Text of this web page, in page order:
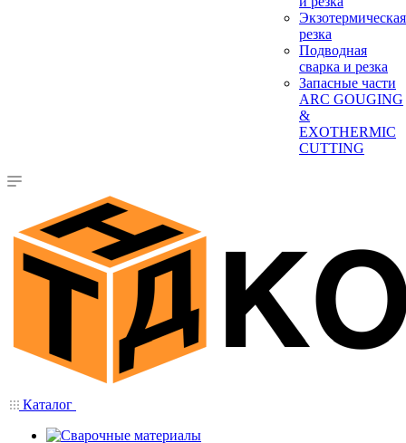
Экзотермическая
резка
Подводная
сварка и резка
Запасные части
ARC GOUGING
&
EXOTHERMIC
CUTTING
Каталог